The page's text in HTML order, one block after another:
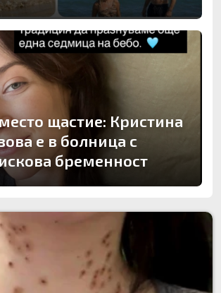
щастие: Кристина
е в болница с
бременност